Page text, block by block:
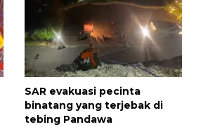
SAR evakuasi pecinta
binatang yang terjebak di
tebing Pandawa